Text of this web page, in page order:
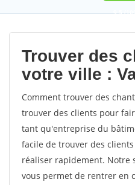
9,5
Trouver des
votre ville :
Comment trouver des
trouver des clients pour
tant qu'entreprise du
facile de trouver des
réaliser rapidement. Notre
vous permet de rentrer en